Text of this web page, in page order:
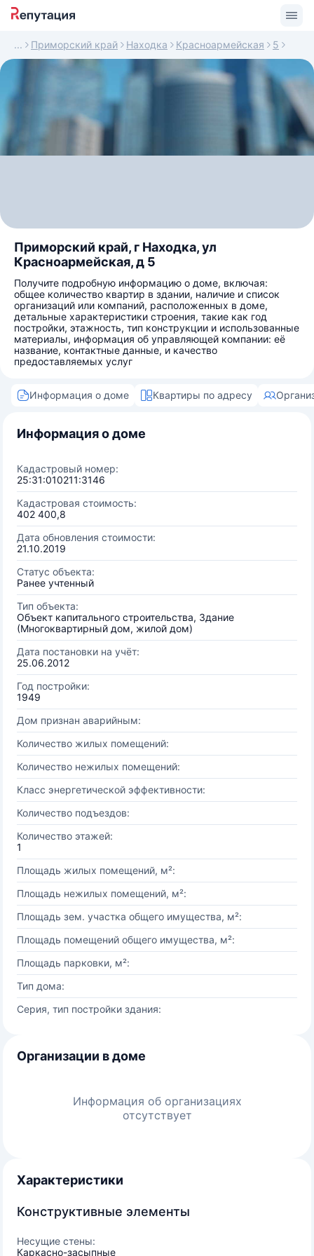
Приморский край Находка Красноармейская 5
Приморский край, г Находка, ул
Красноармейская, д 5
Получите подробную информацию о доме, включая:
общее количество квартир в здании, наличие и список
организаций или компаний, расположенных в доме,
детальные характеристики строения, такие как год
постройки, этажность, тип конструкции и использованные
материалы, информация об управляющей компании: её
название, контактные данные, и качество
предоставляемых услуг
Информация о доме Квартиры по адресу
Информация о доме
Кадастровый номер:
25:31:010211:3146
Кадастровая стоимость:
402 400,8
Дата обновления стоимости:
21.10.2019
Статус объекта:
Ранее учтенный
Тип объекта:
Объект капитального строительства, Здание
(Многоквартирный дом, жилой дом)
Дата постановки на учёт:
25.06.2012
Год постройки:
1949
Дом признан аварийным:
Количество жилых помещений:
Количество нежилых помещений:
Класс энергетической эффективности:
Количество подъездов:
Количество этажей:
1
Площадь жилых помещений, м²:
Площадь нежилых помещений, м²:
Площадь зем. участка общего имущества, м²:
Площадь помещений общего имущества, м²:
Площадь парковки, м²:
Тип дома:
Серия, тип постройки здания:
Организации в доме
Информация об организациях
отсутствует
Характеристики
Конструктивные элементы
Несущие стены:
Каркасно-засыпные